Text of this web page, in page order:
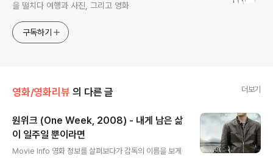
을 떨치다 여행과 사진, 그리고 영화
구독하기
영화/영화리뷰 의 다른 글 더보기
원위크 (One Week, 2008) - 내게 남은 삶
이 일주일 뿐이라면
Movie Info 영화 정보를 살펴보다가 감독의 이름을 보게